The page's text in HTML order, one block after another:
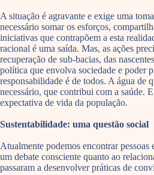
A situação é agravante e exige uma
necessário somar os esforços,
iniciativas que contrapõem a esta
racional é uma saída. Mas, as ações
recuperação de sub-bacias, das
política que envolva sociedade e poder
responsabilidade é de todos. A água de
necessário, que contribui com a saúde.
expectativa de vida da população.
Sustentabilidade: uma questão social
Atualmente podemos encontrar pessoas
um debate consciente quanto ao
passaram a desenvolver práticas de